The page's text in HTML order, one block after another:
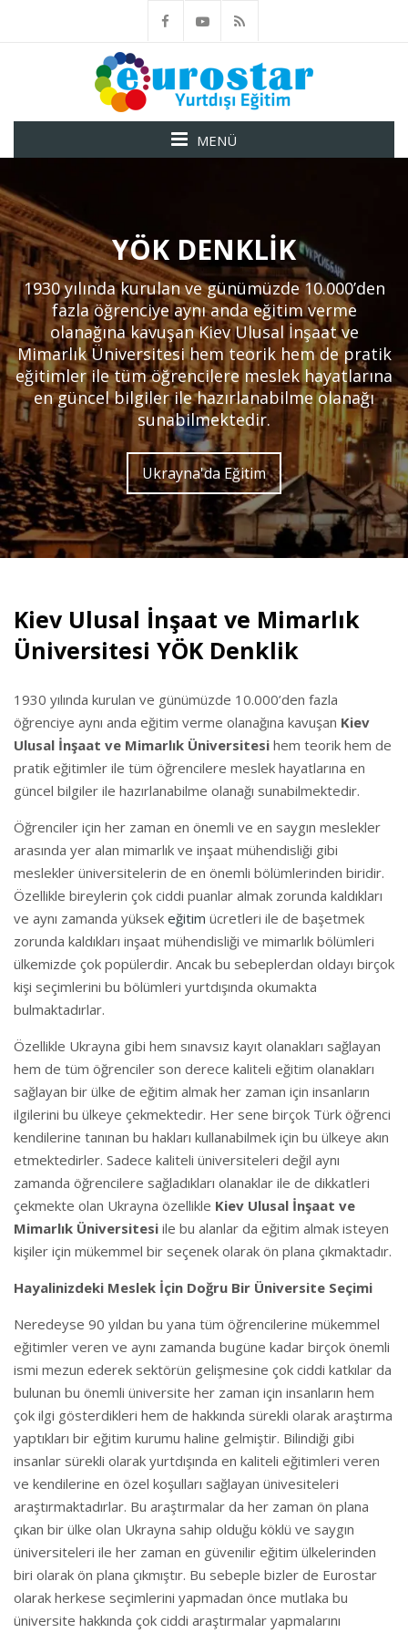
MENÜ
YÖK DENKLIK
1930 yılında kurulan ve günümüzde 10.000’den
fazla öğrenciye aynı anda eğitim verme
olanağına kavuşan Kiev Ulusal İnşaat ve
Mimarlık Üniversitesi hem teorik hem de pratik
eğitimler ile tüm öğrencilere meslek hayatlarına
en güncel bilgiler ile hazırlanabilme olanağı
sunabilmektedir.
Ukrayna'da Eğitim
Kiev Ulusal İnşaat ve Mimarlık
Üniversitesi YÖK Denklik
1930 yılında kurulan ve günümüzde 10.000’den fazla
öğrenciye aynı anda eğitim verme olanağına kavuşan Kiev
Ulusal İnşaat ve Mimarlık Üniversitesi hem teorik hem de
pratik eğitimler ile tüm öğrencilere meslek hayatlarına en
güncel bilgiler ile hazırlanabilme olanağı sunabilmektedir.
Öğrenciler için her zaman en önemli ve en saygın meslekler
arasında yer alan mimarlık ve inşaat mühendisliği gibi
meslekler üniversitelerin de en önemli bölümlerinden biridir.
Özellikle bireylerin çok ciddi puanlar almak zorunda kaldıkları
ve aynı zamanda yüksek eğitim ücretleri ile de başetmek
zorunda kaldıkları inşaat mühendisliği ve mimarlık bölümleri
ülkemizde çok popülerdir. Ancak bu sebeplerdan oldayı birçok
kişi seçimlerini bu bölümleri yurtdışında okumakta
bulmaktadırlar.
Özellikle Ukrayna gibi hem sınavsız kayıt olanakları sağlayan
hem de tüm öğrenciler son derece kaliteli eğitim olanakları
sağlayan bir ülke de eğitim almak her zaman için insanların
ilgilerini bu ülkeye çekmektedir. Her sene birçok Türk öğrenci
kendilerine tanınan bu hakları kullanabilmek için bu ülkeye akın
etmektedirler. Sadece kaliteli üniversiteleri değil aynı
zamanda öğrencilere sağladıkları olanaklar ile de dikkatleri
çekmekte olan Ukrayna özellikle Kiev Ulusal İnşaat ve
Mimarlık Üniversitesi ile bu alanlar da eğitim almak isteyen
kişiler için mükemmel bir seçenek olarak ön plana çıkmaktadır.
Hayalinizdeki Meslek İçin Doğru Bir Üniversite Seçimi
Neredeyse 90 yıldan bu yana tüm öğrencilerine mükemmel
eğitimler veren ve aynı zamanda bugüne kadar birçok önemli
ismi mezun ederek sektörün gelişmesine çok ciddi katkılar da
bulunan bu önemli üniversite her zaman için insanların hem
çok ilgi gösterdikleri hem de hakkında sürekli olarak araştırma
yaptıkları bir eğitim kurumu haline gelmiştir. Bilindiği gibi
insanlar sürekli olarak yurtdışında en kaliteli eğitimleri veren
ve kendilerine en özel koşulları sağlayan ünivesiteleri
araştırmaktadırlar. Bu araştırmalar da her zaman ön plana
çıkan bir ülke olan Ukrayna sahip olduğu köklü ve saygın
üniversiteleri ile her zaman en güvenilir eğitim ülkelerinden
biri olarak ön plana çıkmıştır. Bu sebeple bizler de Eurostar
olarak herkese seçimlerini yapmadan önce mutlaka bu
üniversite hakkında çok ciddi araştırmalar yapmalarını